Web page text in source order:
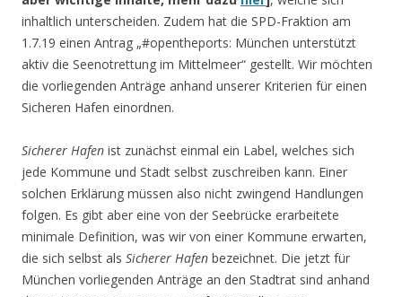
inhaltlich unterscheiden. Zudem hat die SPD-Fraktion am
1.7.19 einen Antrag „#opentheports: München unterstützt
aktiv die Seenotrettung im Mittelmeer​​​​​​​“ gestellt. Wir möchten
die vorliegenden Anträge anhand unserer Kriterien für einen
Sicheren Hafen einordnen.
Sicherer Hafen ist zunächst einmal ein Label, welches sich
jede Kommune und Stadt selbst zuschreiben kann. Einer
solchen Erklärung müssen also nicht zwingend Handlungen
folgen. Es gibt aber eine von der Seebrücke erarbeitete
minimale Definition, was wir von einer Kommune erwarten,
die sich selbst als Sicherer Hafen bezeichnet. Die jetzt für
München vorliegenden Anträge an den Stadtrat sind anhand